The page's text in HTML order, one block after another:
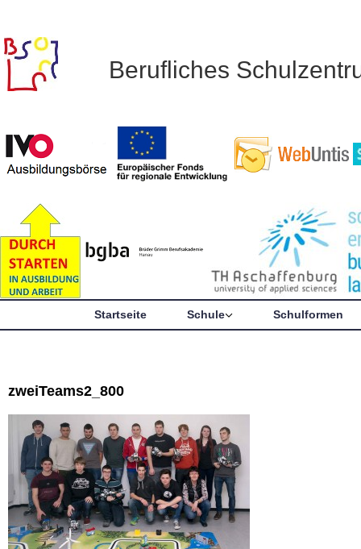
Berufliches
Startseite Schule Schulformen
zweiTeams2_800